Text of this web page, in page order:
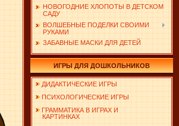
НОВОГОДНИЕ ХЛОПОТЫ В ДЕТСКОМ
САДУ
ВОЛШЕБНЫЕ ПОДЕЛКИ СВОИМИ
РУКАМИ
ЗАБАВНЫЕ МАСКИ ДЛЯ ДЕТЕЙ
ИГРЫ ДЛЯ ДОШКОЛЬНИКОВ
ДИДАКТИЧЕСКИЕ ИГРЫ
ПСИХОЛОГИЧЕСКИЕ ИГРЫ
ГРАММАТИКА В ИГРАХ И
КАРТИНКАХ